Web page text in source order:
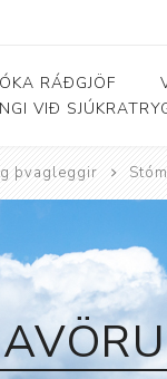
Bað- og salernishjálpartæki
og
RÁÐGJÖF
VIÐ
þvagleggir